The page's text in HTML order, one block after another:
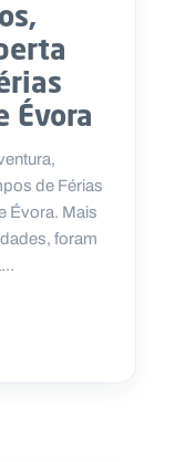
Évora
de Férias
Évora. Mais
foram